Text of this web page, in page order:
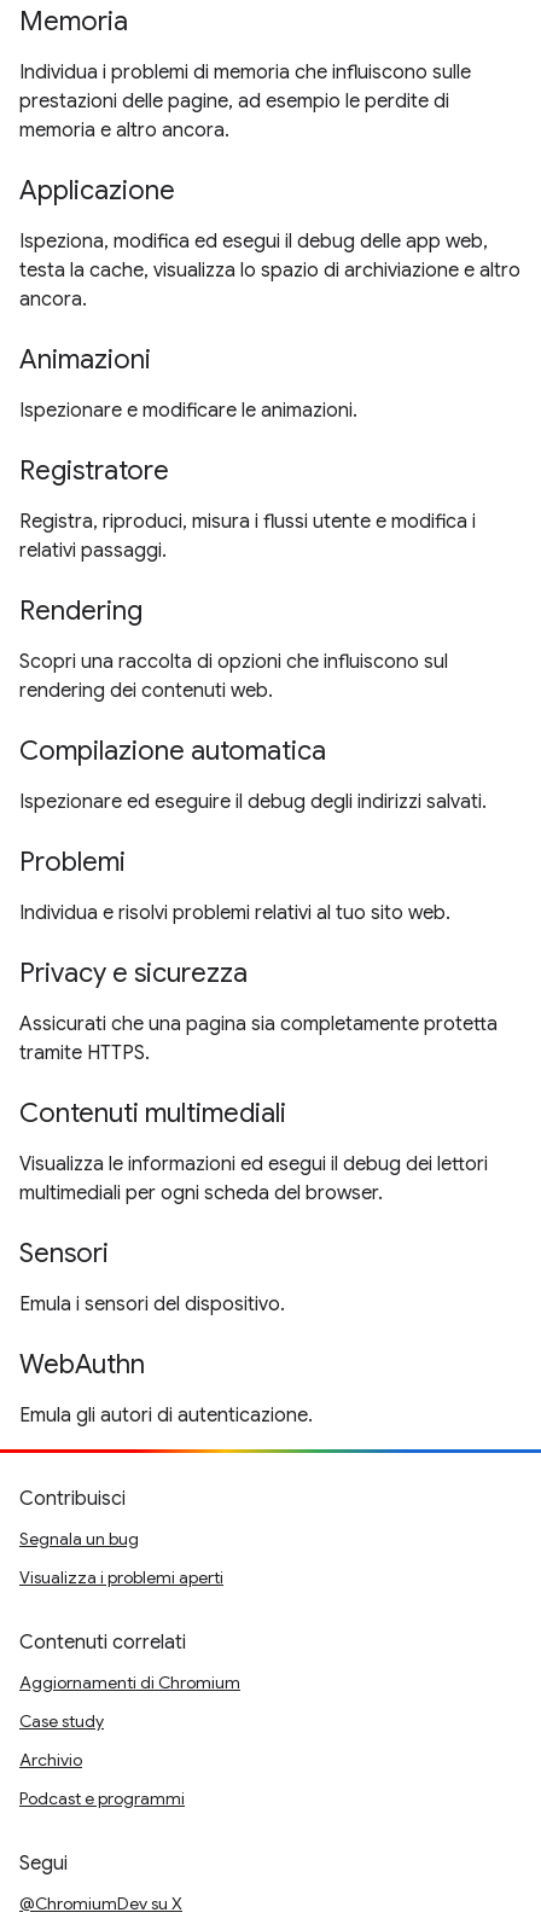
Memoria
Individua i problemi di memoria che influiscono sulle
prestazioni delle pagine, ad esempio le perdite di
memoria e altro ancora.
Applicazione
Ispeziona, modifica ed esegui il debug delle app web,
testa la cache, visualizza lo spazio di archiviazione e altro
ancora.
Animazioni
Ispezionare e modificare le animazioni.
Registratore
Registra, riproduci, misura i flussi utente e modifica i
relativi passaggi.
Rendering
Scopri una raccolta di opzioni che influiscono sul
rendering dei contenuti web.
Compilazione automatica
Ispezionare ed eseguire il debug degli indirizzi salvati.
Problemi
Individua e risolvi problemi relativi al tuo sito web.
Privacy e sicurezza
Assicurati che una pagina sia completamente protetta
tramite HTTPS.
Contenuti multimediali
Visualizza le informazioni ed esegui il debug dei lettori
multimediali per ogni scheda del browser.
Sensori
Emula i sensori del dispositivo.
WebAuthn
Emula gli autori di autenticazione.
Contribuisci
Segnala un bug
Visualizza i problemi aperti
Contenuti correlati
Aggiornamenti di Chromium
Case study
Archivio
Podcast e programmi
Segui
@ChromiumDev su X